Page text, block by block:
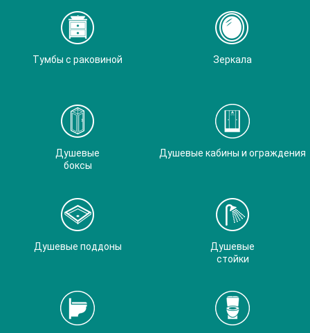
Тумбы с раковиной Зеркала
Душевые
боксы
Душевые кабины и ограждения
Душевые поддоны
Душевые
стойки